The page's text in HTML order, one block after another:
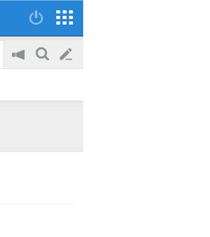
공
on/off
검
글
쓰